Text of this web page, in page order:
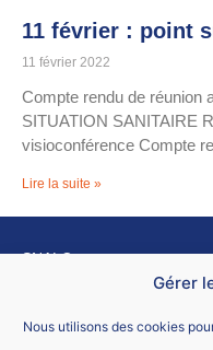
Gérer
Nous utilisons des cookies
11 février : point
11 février 2022
Compte rendu de réunion
SITUATION SANITAIRE
visioconférence Compte
Lire la suite »
SNALC
4 rue de Trévise – 75009